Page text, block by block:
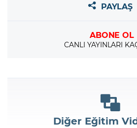
PAYLAŞ
ABONE OL
CANLI YAYINLARI
Diğer Eğitim